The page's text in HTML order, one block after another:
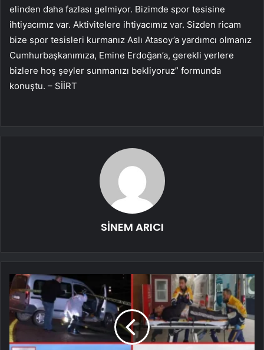
elinden daha fazlası gelmiyor. Bizimde spor tesisine
ihtiyacımız var. Aktivitelere ihtiyacımız var. Sizden ricam
bize spor tesisleri kurmanız Aslı Atasoy’a yardımcı olmanız
Cumhurbaşkanımıza, Emine Erdoğan’a, gerekli yerlere
bizlere hoş şeyler sunmanızı bekliyoruz” formunda
konuştu. – SİİRT
SİNEM ARICI